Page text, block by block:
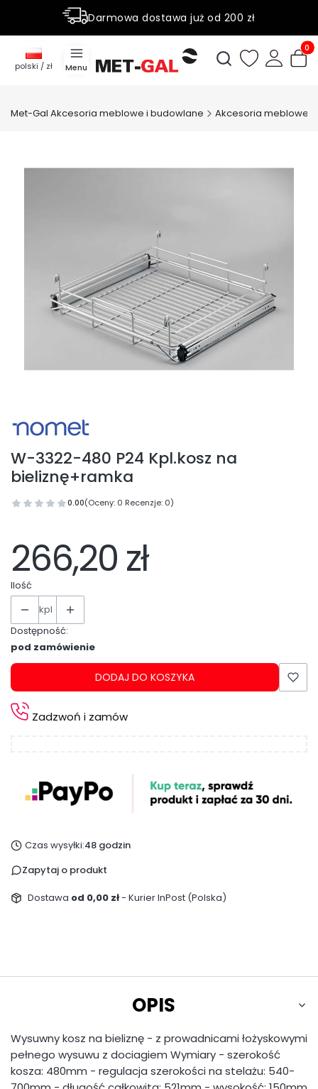
Darmowa dostawa już od 200 zł
Rabaty do 50% na wybrane produky
Menu
Otwórz
polski / zł
Met-Gal Akcesoria meblowe i budowlane Akcesoria meblowe
W-3322-480 P24 Kpl.kosz na
bieliznę+ramka
0.00(Oceny: 0 Recenzje: 0)
266,20 zł
Ilość
kpl
Dostępność:
pod zamówienie
DODAJ DO KOSZYKA
Zadzwoń i zamów
Czas wysyłki:48 godzin
Zapytaj o produkt
Dostawa od 0,00 zł- Kurier InPost (Polska)
OPIS
Wysuwny kosz na bieliznę - z prowadnicami łożyskowymi
pełnego wysuwu z dociagiem Wymiary - szerokość
kosza: 480mm - regulacja szerokości na stelażu: 540-